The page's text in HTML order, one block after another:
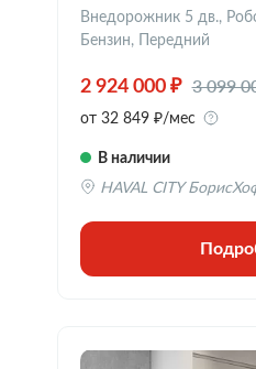
Внедорожник 5 дв.,
Бензин, Передний
2 924 000 ₽ 3 099
от 32 849 ₽/мес
В наличии
HAVAL CITY